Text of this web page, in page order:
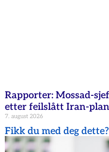
Rapporter: Mossad-
etter feilslått Iran-plan
7. august 2026
Fikk du med deg dette?